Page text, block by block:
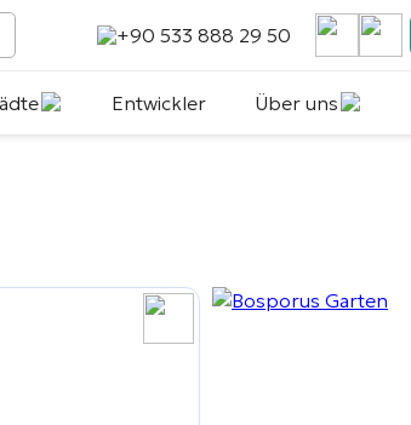
+90 533 888 29 50
Entwickler Über uns